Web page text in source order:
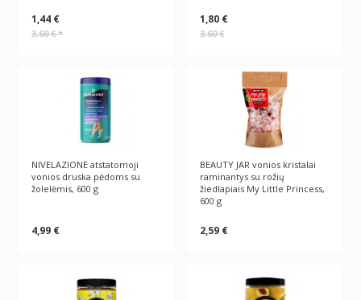
1,44 €
3,60 €*
1,80 €
3,60 €
NIVELAZIONE atstatomoji
vonios druska pėdoms su
žolelėmis, 600 g
4,99 €
BEAUTY JAR vonios kristalai
raminantys su rožių
žiedlapiais My Little Princess,
600 g
2,59 €